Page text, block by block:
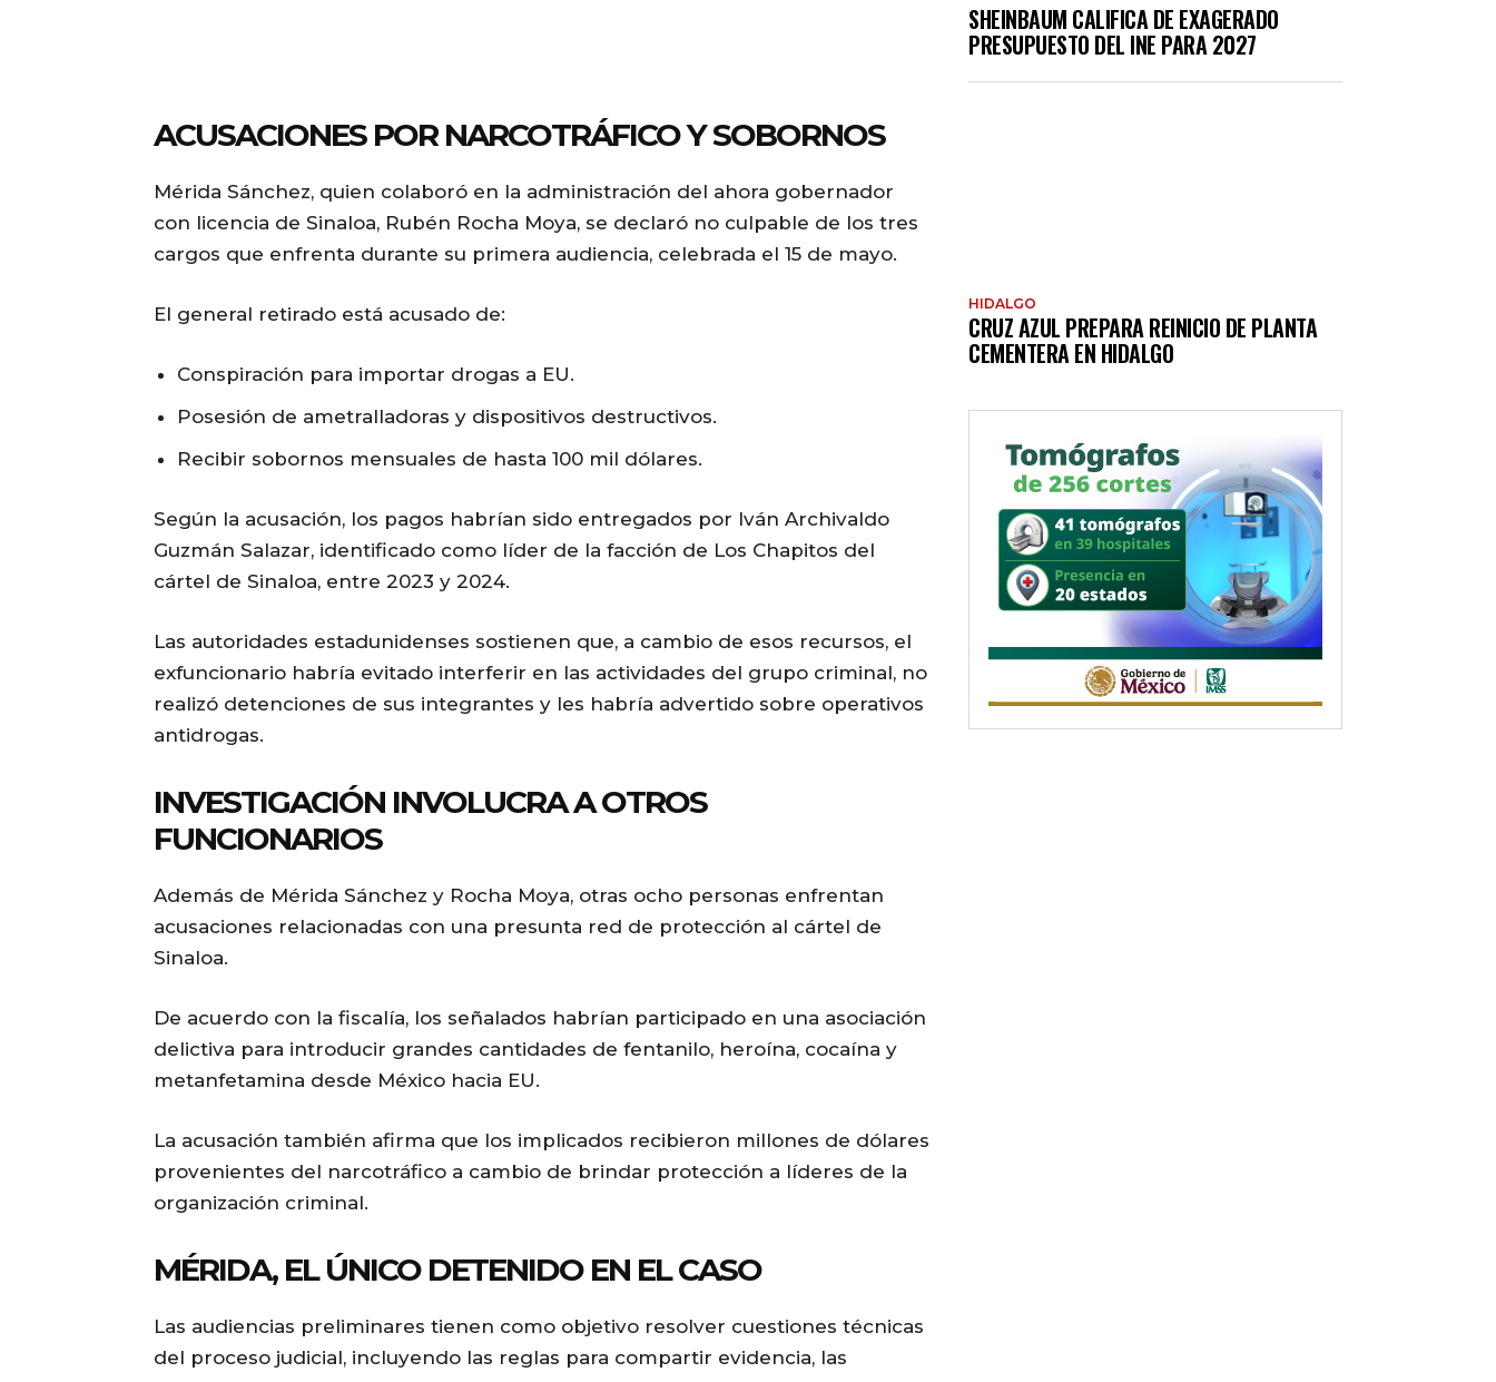
ACUSACIONES POR NARCOTRÁFICO Y SOBORNOS
Mérida Sánchez, quien colaboró en la administración del ahora gobernador
con licencia de Sinaloa, Rubén Rocha Moya, se declaró no culpable de los tres
cargos que enfrenta durante su primera audiencia, celebrada el 15 de mayo.
El general retirado está acusado de:
Conspiración para importar drogas a EU.
Posesión de ametralladoras y dispositivos destructivos.
Recibir sobornos mensuales de hasta 100 mil dólares.
Según la acusación, los pagos habrían sido entregados por Iván Archivaldo
Guzmán Salazar, identificado como líder de la facción de Los Chapitos del
cártel de Sinaloa, entre 2023 y 2024.
Las autoridades estadunidenses sostienen que, a cambio de esos recursos, el
exfuncionario habría evitado interferir en las actividades del grupo criminal, no
realizó detenciones de sus integrantes y les habría advertido sobre operativos
antidrogas.
INVESTIGACIÓN INVOLUCRA A OTROS
FUNCIONARIOS
Además de Mérida Sánchez y Rocha Moya, otras ocho personas enfrentan
acusaciones relacionadas con una presunta red de protección al cártel de
Sinaloa.
De acuerdo con la fiscalía, los señalados habrían participado en una asociación
delictiva para introducir grandes cantidades de fentanilo, heroína, cocaína y
metanfetamina desde México hacia EU.
La acusación también afirma que los implicados recibieron millones de dólares
provenientes del narcotráfico a cambio de brindar protección a líderes de la
organización criminal.
MÉRIDA, EL ÚNICO DETENIDO EN EL CASO
Las audiencias preliminares tienen como objetivo resolver cuestiones técnicas
del proceso judicial, incluyendo las reglas para compartir evidencia, las
SHEINBAUM CALIFICA DE EXAGERADO
PRESUPUESTO DEL INE PARA 2027
HIDALGO
CRUZ AZUL PREPARA REINICIO DE PLANTA
CEMENTERA EN HIDALGO